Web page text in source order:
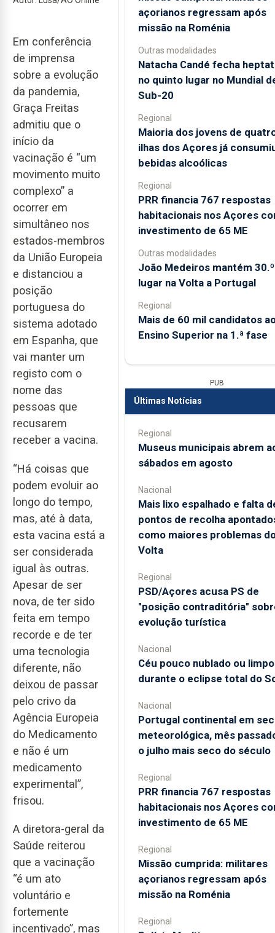
Em conferência
de imprensa
sobre a evolução
da pandemia,
Graça Freitas
admitiu que o
início da
vacinação é “um
movimento muito
complexo” a
ocorrer em
simultâneo nos
estados-membros
da União Europeia
e distanciou a
posição
portuguesa do
sistema adotado
em Espanha, que
vai manter um
registo com o
nome das
pessoas que
recusarem
receber a vacina.
“Há coisas que
podem evoluir ao
longo do tempo,
mas, até à data,
esta vacina está a
ser considerada
igual às outras.
Apesar de ser
nova, de ter sido
feita em tempo
recorde e de ter
uma tecnologia
diferente, não
deixou de passar
pelo crivo da
Agência Europeia
do Medicamento
e não é um
medicamento
experimental”,
frisou.
A diretora-geral da
Saúde reiterou
que a vacinação
“é um ato
voluntário e
fortemente
incentivado”, mas
açorianos regressam após
missão na Roménia
Outras modalidades
Natacha Candé fecha
no quinto lugar no Mundial
Sub-20
Regional
Maioria dos jovens de
ilhas dos Açores já
bebidas alcoólicas
Regional
PRR financia 767 respostas
habitacionais nos Açores
investimento de 65 ME
Outras modalidades
João Medeiros mantém 30.º
lugar na Volta a Portugal
Regional
Mais de 60 mil candidatos
Ensino Superior na 1.ª fase
PUB
Últimas Notícias
Regional
Museus municipais abrem
sábados em agosto
Nacional
Mais lixo espalhado e falta
pontos de recolha
como maiores problemas
Volta
Regional
PSD/Açores acusa PS de
"posição contraditória"
evolução turística
Nacional
Céu pouco nublado ou limpo
durante o eclipse total do
Nacional
Portugal continental em
meteorológica, mês
o julho mais seco do século
Regional
PRR financia 767 respostas
habitacionais nos Açores
investimento de 65 ME
Regional
Missão cumprida: militares
açorianos regressam após
missão na Roménia
Regional